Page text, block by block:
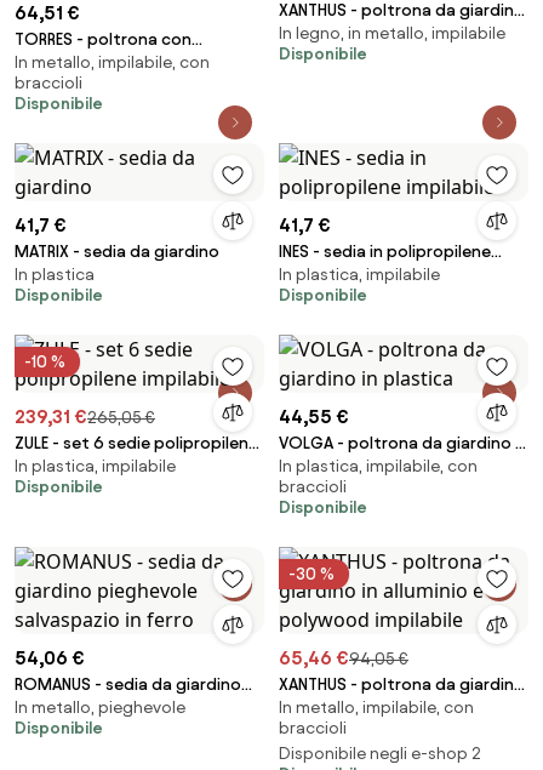
64,51 €
TORRES - poltrona con
struttura in alluminio verniciato
bianco, antracite, taupe o
tortora
In metallo, impilabile, con
braccioli
Disponibile
XANTHUS - poltrona da giardino
in alluminio e polywood
impilabile
In legno, in metallo, impilabile
Disponibile
41,7 €
MATRIX - sedia da giardino
In plastica
Disponibile
41,7 €
INES - sedia in polipropilene
impilabile
In plastica, impilabile
Disponibile
-10 %
239,31 €265,05 €
ZULE - set 6 sedie polipropilene
impilabile
In plastica, impilabile
Disponibile
44,55 €
VOLGA - poltrona da giardino in
plastica
In plastica, impilabile, con
braccioli
Disponibile
54,06 €
ROMANUS - sedia da giardino
pieghevole salvaspazio in ferro
In metallo, pieghevole
Disponibile
-30 %
65,46 €94,05 €
XANTHUS - poltrona da giardino
in alluminio e polywood
impilabile
In metallo, impilabile, con
braccioli
Disponibile negli e-shop 2